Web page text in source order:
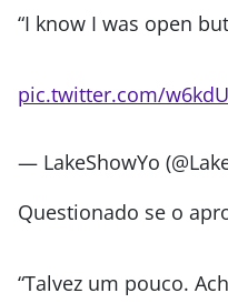
“I know I was open
pic.twitter.com/
— LakeShowYo
Questionado se o
“Talvez um pouco.